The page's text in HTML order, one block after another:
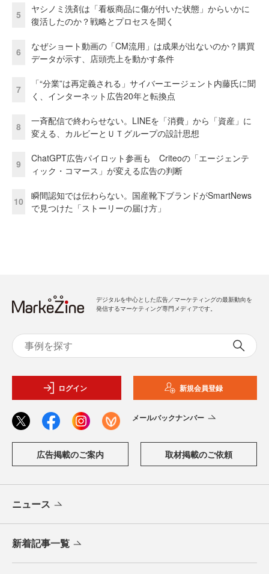
5
ヤシノミ洗剤は「看板商品に傷が付いた状態」からいかに
復活したのか？戦略とプロセスを聞く
6
なぜショート動画の「CM流用」は成果が出ないのか？購買
データが示す、店頭売上を動かす条件
7
「“分業”は再定義される」サイバーエージェント内藤氏に聞
く、インターネット広告20年と転換点
8
一斉配信で終わらせない。LINEを「消費」から「資産」に
変える、カルビーとＵＴグループの設計思想
9
ChatGPT広告パイロット参画も Criteoの「エージェンテ
ィック・コマース」が変える広告の判断
10
瞬間認知では伝わらない。国産靴下ブランドがSmartNews
で見つけた「ストーリーの届け方」
デジタルを中心とした広告／マーケティングの最新動向を
発信するマーケティング専門メディアです。
ログイン 新規会員登録
メールバックナンバー
広告掲載のご案内 取材掲載のご依頼
ニュース
新着記事一覧